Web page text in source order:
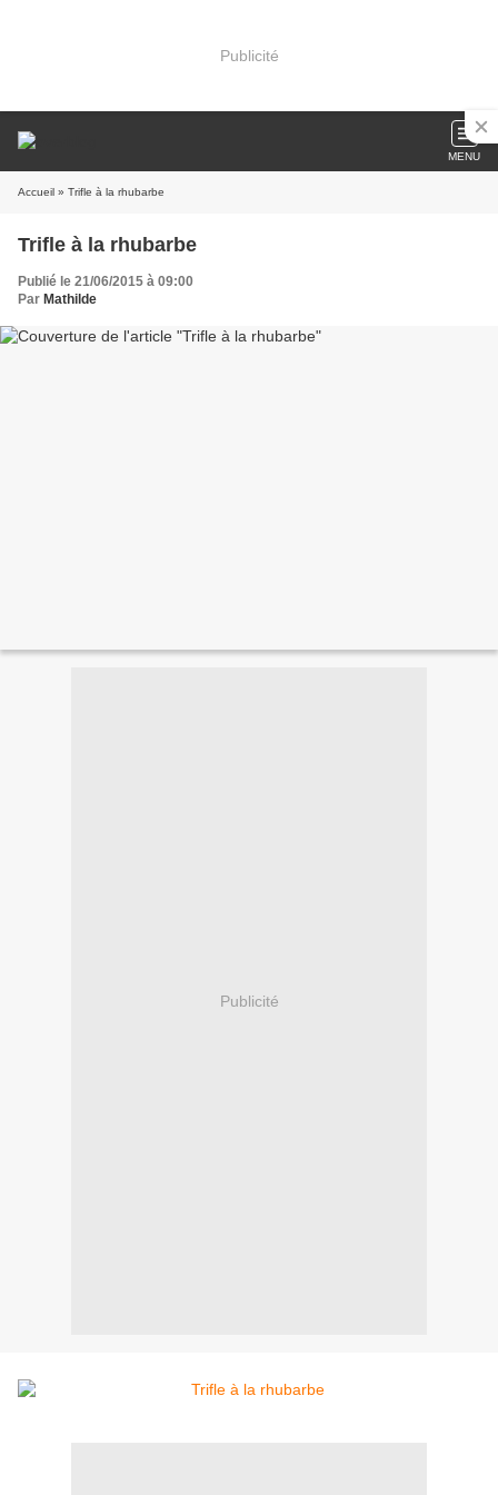
Publicité
MENU
Accueil » Trifle à la rhubarbe
Trifle à la rhubarbe
Publié le 21/06/2015 à 09:00
Par Mathilde
Publicité